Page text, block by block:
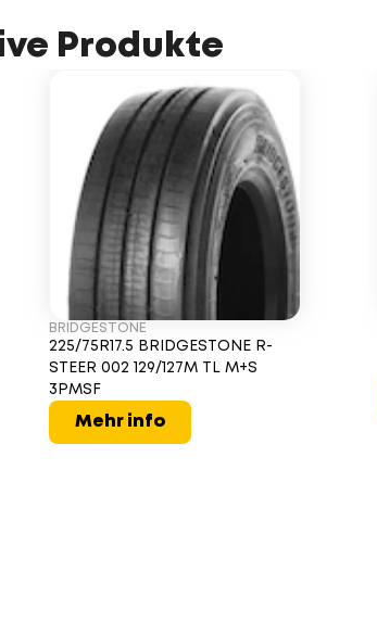
Produkte
BRIDGESTONE
225/75R17.5 BRIDGESTONE R-
STEER 002 129/127M TL M+S
3PMSF
Mehr info